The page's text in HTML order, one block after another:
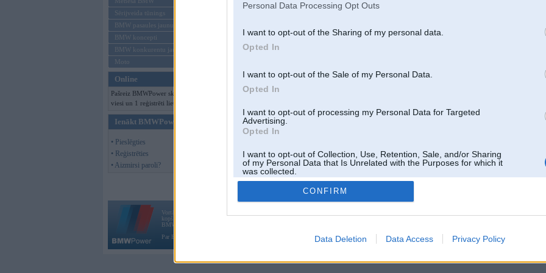
Personal Data Processing Opt Outs
I want to opt-out of the Sharing of my personal data.
Opted In
I want to opt-out of the Sale of my Personal Data.
Opted In
I want to opt-out of processing my Personal Data for Targeted
Advertising.
Opted In
I want to opt-out of Collection, Use, Retention, Sale, and/or Sharing
of my Personal Data that Is Unrelated with the Purposes for which it
was collected.
Opted Out
CONFIRM
Data Deletion Data Access Privacy Policy
Sērijveida tūnings
BMW pasaules jaunumi
BMW koncepti
BMW konkurentu jaunumi
Moto
Online
Pašreiz BMWPower skatās 123
viesi un 1 reģistrēti lietotāji.
Ienākt BMWPower
• Pieslēgties
• Reģistrēties
• Aizmirsi paroli?
Vortāls BMWPower.lv darbojas
kopš 2002. gada 14. maija. Tas nav auto klubs un nav saistīts ar
BMW AG.
Par BMWPower